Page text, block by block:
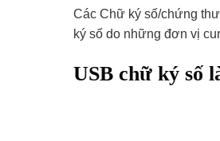
Các Chữ ký số/chứng
ký số do những đơn vị
USB chữ ký số